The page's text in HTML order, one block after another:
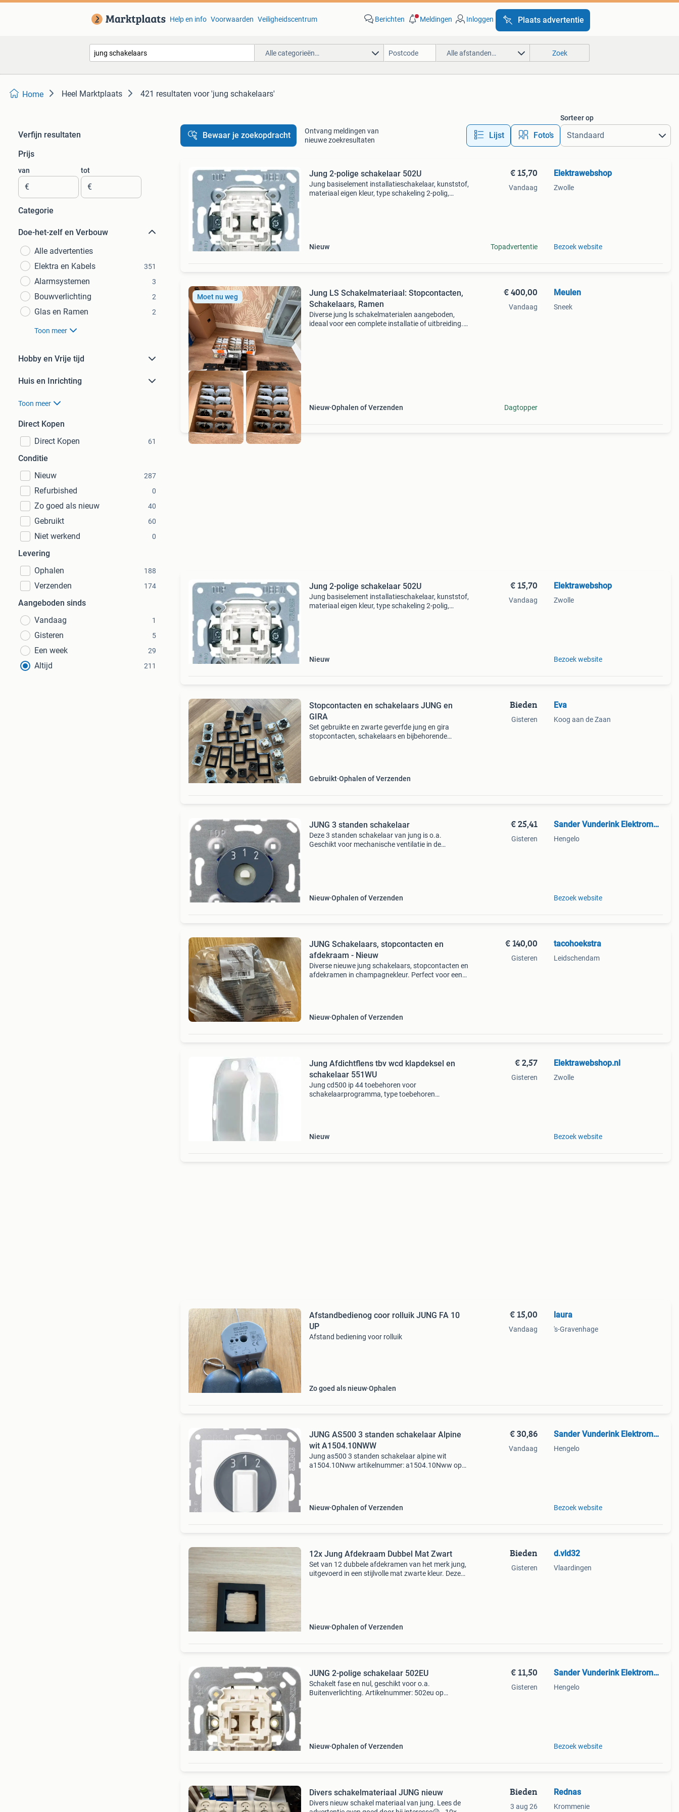
Help en info Voorwaarden Veiligheidscentrum Berichten Meldingen Inloggen Plaats advertentie
Alle categorieën… Alle afstanden… Zoek
Home Heel Marktplaats 421 resultaten voor 'jung schakelaars'
Verfijn resultaten
Prijs
van
€
tot
€
Categorie
Doe-het-zelf en Verbouw
Alle advertenties
Elektra en Kabels
351
Alarmsystemen 3
Bouwverlichting 2
Glas en Ramen 2
Toon meer
Hobby en Vrije tijd
Huis en Inrichting
Toon meer
Direct Kopen
Direct Kopen
61
Conditie
Nieuw
287
Refurbished 0
Zo goed als nieuw 40
Gebruikt 60
Niet werkend 0
Levering
Ophalen
188
Verzenden 174
Aangeboden sinds
Vandaag
1
Gisteren 5
Een week 29
Altijd 211
Bewaar je zoekopdracht
Ontvang meldingen van
nieuwe zoekresultaten
Lijst Foto’s
Sorteer op
Jung 2-polige schakelaar 502U
Jung basiselement installatieschakelaar, kunststof,
materiaal eigen kleur, type schakeling 2-polig,
Nieuw
€ 15,70
Vandaag
Topadvertentie
Elektrawebshop
Zwolle
Bezoek website
Moet nu weg
Jung LS Schakelmateriaal: Stopcontacten,
Schakelaars, Ramen
Diverse jung ls schakelmaterialen aangeboden,
ideaal voor een complete installatie of uitbreiding.
Nieuw Ophalen of Verzenden
€ 400,00
Vandaag
Dagtopper
Meulen
Sneek
Jung 2-polige schakelaar 502U
Jung basiselement installatieschakelaar, kunststof,
materiaal eigen kleur, type schakeling 2-polig,
Nieuw
€ 15,70
Vandaag
Elektrawebshop
Zwolle
Bezoek website
Stopcontacten en schakelaars JUNG en
GIRA
Set gebruikte en zwarte geverfde jung en gira
stopcontacten, schakelaars en bijbehorende
Gebruikt Ophalen of Verzenden
Bieden
Gisteren
Eva
Koog aan de Zaan
JUNG 3 standen schakelaar
Deze 3 standen schakelaar van jung is o.a.
Geschikt voor mechanische ventilatie in de
Nieuw Ophalen of Verzenden
€ 25,41
Gisteren
Sander Vunderink Elektromaterialen B.V.
Hengelo
Bezoek website
JUNG Schakelaars, stopcontacten en
afdekraam - Nieuw
Diverse nieuwe jung schakelaars, stopcontacten en
afdekramen in champagnekleur. Perfect voor een
Nieuw Ophalen of Verzenden
€ 140,00
Gisteren
tacohoekstra
Leidschendam
Jung Afdichtflens tbv wcd klapdeksel en
schakelaar 551WU
Jung cd500 ip 44 toebehoren voor
schakelaarprogramma, type toebehoren
Nieuw
€ 2,57
Gisteren
Elektrawebshop.nl
Zwolle
Bezoek website
Afstandbedienog coor rolluik JUNG FA 10
UP
Afstand bediening voor rolluik
Zo goed als nieuw Ophalen
€ 15,00
Vandaag
laura
's-Gravenhage
JUNG AS500 3 standen schakelaar Alpine
wit A1504.10NWW
Jung as500 3 standen schakelaar alpine wit
a1504.10Nww artikelnummer: a1504.10Nww op
Nieuw Ophalen of Verzenden
€ 30,86
Vandaag
Sander Vunderink Elektromaterialen B.V.
Hengelo
Bezoek website
12x Jung Afdekraam Dubbel Mat Zwart
Set van 12 dubbele afdekramen van het merk jung,
uitgevoerd in een stijlvolle mat zwarte kleur. Deze
Nieuw Ophalen of Verzenden
Bieden
Gisteren
d.vld32
Vlaardingen
JUNG 2-polige schakelaar 502EU
Schakelt fase en nul, geschikt voor o.a.
Buitenverlichting. Artikelnummer: 502eu op
Nieuw Ophalen of Verzenden
€ 11,50
Gisteren
Sander Vunderink Elektromaterialen B.V.
Hengelo
Bezoek website
Divers schakelmateriaal JUNG nieuw
Divers nieuw schakel materiaal van jung. Lees de
Bieden
3 aug 26
Rednas
Krommenie